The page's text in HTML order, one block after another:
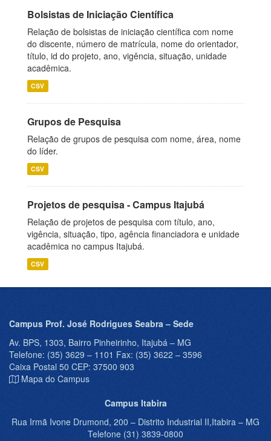
Bolsistas de Iniciação Científica
Relação de bolsistas de iniciação científica com nome
do discente, número de matrícula, nome do orientador,
título, id do projeto, ano, vigência, situação, unidade
acadêmica.
CSV
Grupos de Pesquisa
Relação de grupos de pesquisa com nome, área, nome
do líder.
CSV
Projetos de pesquisa - Campus Itajubá
Relação de projetos de pesquisa com título, ano,
vigência, situação, tipo, agência financiadora e unidade
acadêmica no campus Itajubá.
CSV
Campus Prof. José Rodrigues Seabra – Sede
Av. BPS, 1303, Bairro Pinheirinho, Itajubá – MG
Telefone: (35) 3629 – 1101 Fax: (35) 3622 – 3596
Caixa Postal 50 CEP: 37500 903
Mapa do Campus
Campus Itabira
Rua Irmã Ivone Drumond, 200 – Distrito Industrial II,Itabira – MG
Telefone (31) 3839-0800